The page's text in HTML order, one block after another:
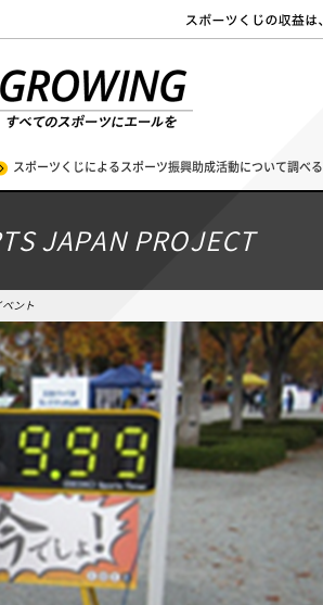
スポーツくじによるスポーツ振興助成活動について調べる
JAPAN PROJECT
ント